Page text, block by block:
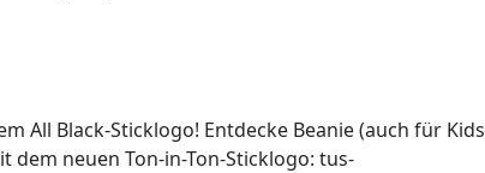
All Black-Sticklogo! Entdecke Beanie (auch für Kids
dem neuen Ton-in-Ton-Sticklogo: tus-